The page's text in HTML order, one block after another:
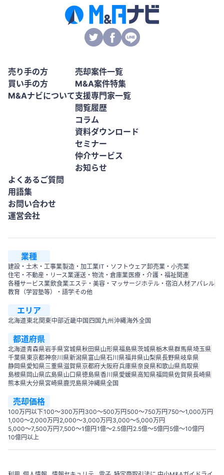
売り手の方
買い手の方
M&Aナビについて
売却案件一覧
M&A案件特集
支援専門家一覧
閲覧履歴
コラム
資料ダウンロード
セミナー
仲介サービス
お知らせ
よくあるご質問
用語集
お問い合わせ
運営会社
業種
建設・土木・工事業製造・加工業IT・ソフトウェア卸売業・小売業
住宅・不動産・リース業運送・物流・倉庫業 医療・介護・福祉関連
各種サービス業飲食業エステ・美容・マッサージ ホテル・宿泊 人材アパレル
教育（学習塾等）・語学その他
エリア
北海道東北 関東中部近畿中国 四国 九州 沖縄海外全国
都道府県
北海道青森県岩手県宮城県秋田県山形県福島県茨城県栃木県群馬県埼玉県
千葉県東京都神奈川県新潟県富山県石川県福井県山梨県長野県岐阜県
静岡県愛知県三重県滋賀県京都府大阪府兵庫県奈良県和歌山県鳥取県
島根県 岡山県広島県山口県徳島県香川県愛媛県高知県福岡県佐賀県長崎県
熊本県大分県宮崎県鹿児島県沖縄県全国
売却価格
100万円以下100〜300万円 300〜500万円 500～750万円 750〜1,000万円
1,000～2,000万円 2,000～3,000万円 3,000～5,000万円
5,000～7,500万円 7,500～1億円 1億～2.5億円 2.5億～5億円 5億～10億円
10億円以上